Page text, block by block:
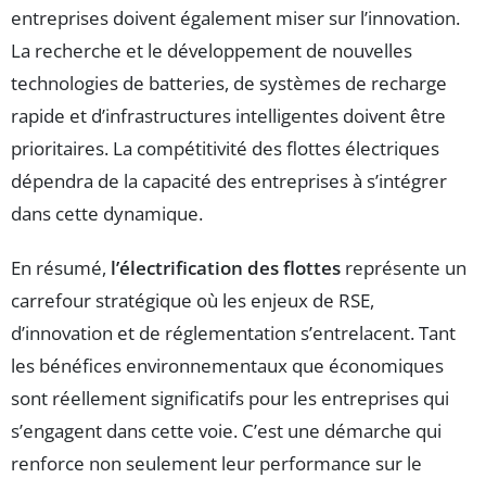
entreprises doivent également miser sur l’innovation.
La recherche et le développement de nouvelles
technologies de batteries, de systèmes de recharge
rapide et d’infrastructures intelligentes doivent être
prioritaires. La compétitivité des flottes électriques
dépendra de la capacité des entreprises à s’intégrer
dans cette dynamique.
En résumé, l’électrification des flottes représente un
carrefour stratégique où les enjeux de RSE,
d’innovation et de réglementation s’entrelacent. Tant
les bénéfices environnementaux que économiques
sont réellement significatifs pour les entreprises qui
s’engagent dans cette voie. C’est une démarche qui
renforce non seulement leur performance sur le